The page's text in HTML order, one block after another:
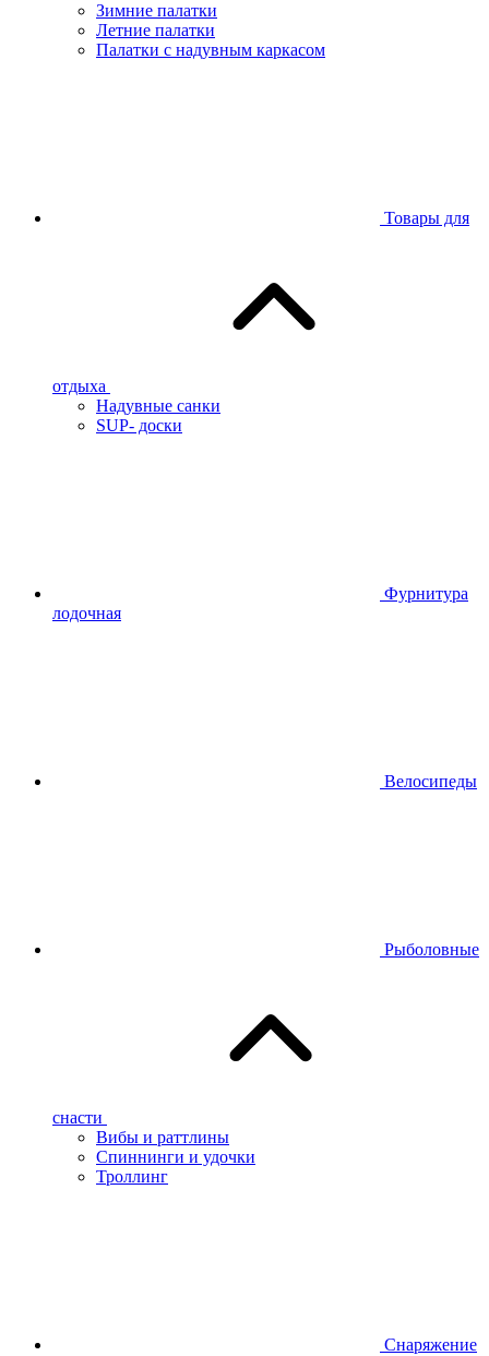
Зимние палатки
Летние палатки
Палатки с надувным каркасом
Товары для
отдыха
Надувные санки
SUP- доски
Фурнитура
лодочная
Велосипеды
Рыболовные
снасти
Вибы и раттлины
Спиннинги и удочки
Троллинг
Снаряжение